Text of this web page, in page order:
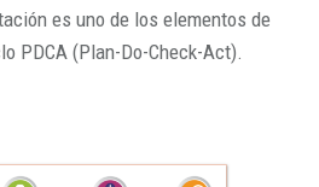
es uno de los elementos de
PDCA (Plan-Do-Check-Act).